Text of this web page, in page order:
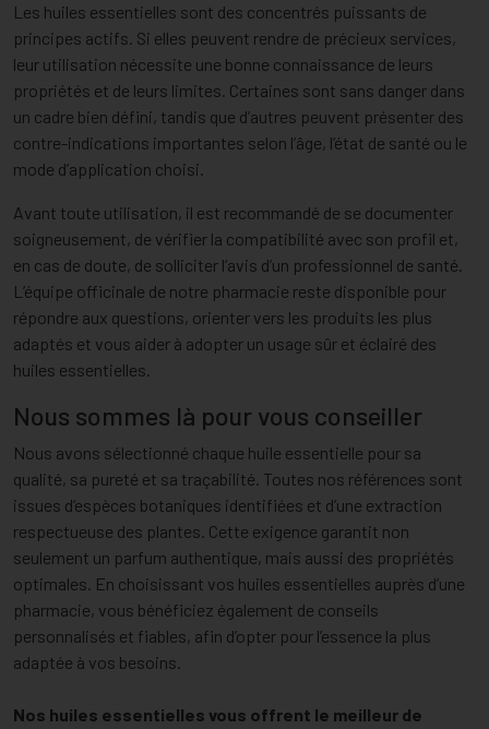
Les huiles essentielles sont des concentrés puissants de
principes actifs. Si elles peuvent rendre de précieux services,
leur utilisation nécessite une bonne connaissance de leurs
propriétés et de leurs limites. Certaines sont sans danger dans
un cadre bien défini, tandis que d’autres peuvent présenter des
contre-indications importantes selon l’âge, l’état de santé ou le
mode d’application choisi.
Avant toute utilisation, il est recommandé de se documenter
soigneusement, de vérifier la compatibilité avec son profil et,
en cas de doute, de solliciter l’avis d’un professionnel de santé.
L’équipe officinale de notre pharmacie reste disponible pour
répondre aux questions, orienter vers les produits les plus
adaptés et vous aider à adopter un usage sûr et éclairé des
huiles essentielles.
Nous sommes là pour vous conseiller
Nous avons sélectionné chaque huile essentielle pour sa
qualité, sa pureté et sa traçabilité. Toutes nos références sont
issues d’espèces botaniques identifiées et d’une extraction
respectueuse des plantes. Cette exigence garantit non
seulement un parfum authentique, mais aussi des propriétés
optimales. En choisissant vos huiles essentielles auprès d’une
pharmacie, vous bénéficiez également de conseils
personnalisés et fiables, afin d’opter pour l’essence la plus
adaptée à vos besoins.
Nos huiles essentielles vous offrent le meilleur de